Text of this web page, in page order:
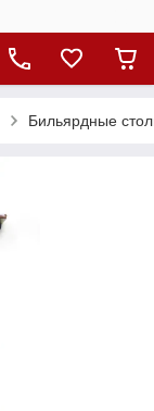
Бильярдные